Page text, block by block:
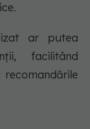
ar putea
facilitând